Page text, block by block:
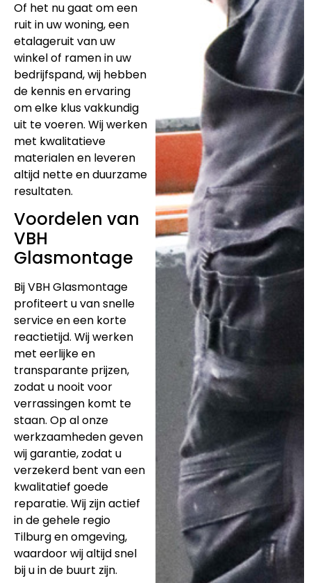
Of het nu gaat om een
ruit in uw woning, een
etalageruit van uw
winkel of ramen in uw
bedrijfspand, wij hebben
de kennis en ervaring
om elke klus vakkundig
uit te voeren. Wij werken
met kwalitatieve
materialen en leveren
altijd nette en duurzame
resultaten.
Voordelen van
VBH
Glasmontage
Bij VBH Glasmontage
profiteert u van snelle
service en een korte
reactietijd. Wij werken
met eerlijke en
transparante prijzen,
zodat u nooit voor
verrassingen komt te
staan. Op al onze
werkzaamheden geven
wij garantie, zodat u
verzekerd bent van een
kwalitatief goede
reparatie. Wij zijn actief
in de gehele regio
Tilburg en omgeving,
waardoor wij altijd snel
bij u in de buurt zijn.